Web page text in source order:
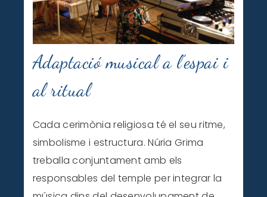
Adaptació musical a l’espai i
al ritual
Cada cerimònia religiosa té el seu ritme,
simbolisme i estructura. Núria Grima
treballa conjuntament amb els
responsables del temple per integrar la